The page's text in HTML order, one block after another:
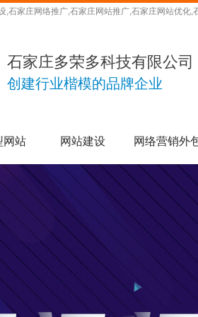
,石家庄网络推广,石家庄网站推广,石家庄网站优化,
石家庄多荣多科技有限公司
创建行业楷模的品牌企业
网站 网站建设 网络营销外